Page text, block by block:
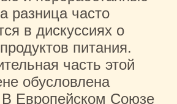
разница часто
в дискуссиях о
питания.
часть этой
обусловлена
Европейском Союзе